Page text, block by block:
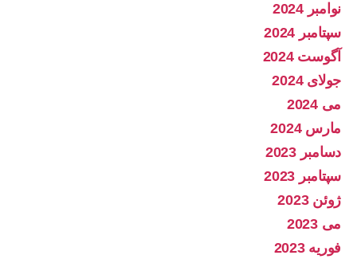
نوامبر 2024
سپتامبر 2024
آگوست 2024
جولای 2024
می 2024
مارس 2024
دسامبر 2023
سپتامبر 2023
ژوئن 2023
می 2023
فوریه 2023